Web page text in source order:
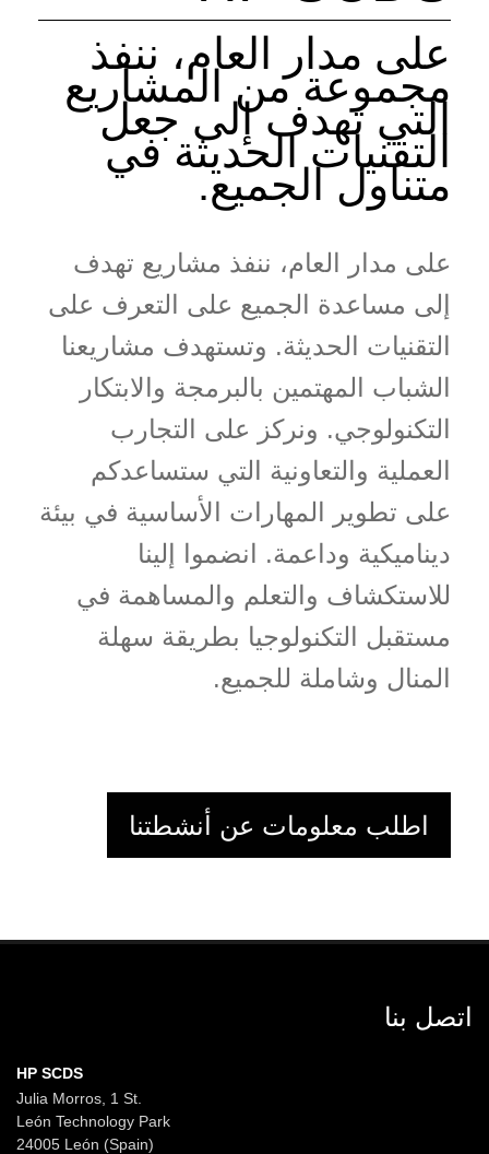
على مدار العام، ننفذ
مجموعة من المشاريع
التي تهدف إلى جعل
التقنيات الحديثة في
متناول الجميع.
على مدار العام، ننفذ مشاريع تهدف
إلى مساعدة الجميع على التعرف على
التقنيات الحديثة. وتستهدف مشاريعنا
الشباب المهتمين بالبرمجة والابتكار
التكنولوجي. ونركز على التجارب
العملية والتعاونية التي ستساعدكم
على تطوير المهارات الأساسية في بيئة
ديناميكية وداعمة. انضموا إلينا
للاستكشاف والتعلم والمساهمة في
مستقبل التكنولوجيا بطريقة سهلة
المنال وشاملة للجميع.
اطلب معلومات عن أنشطتنا
اتصل بنا
HP SCDS
Julia Morros, 1 St.
León Technology Park
24005 León (Spain)